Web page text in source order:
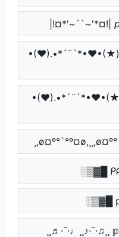
|!¤*'~``~'*¤!|
¸,ø¤º°`°º¤ø,¸¸,ø¤º°
░▒▓█
░▒▓█